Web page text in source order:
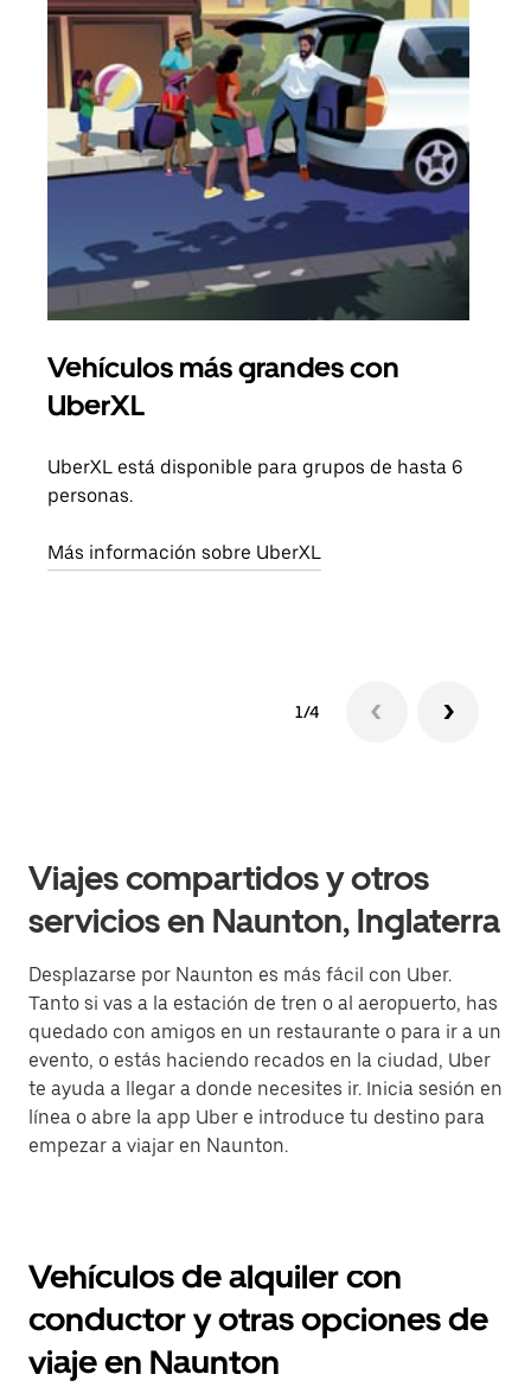
Vehículos más grandes con
UberXL
UberXL está disponible para grupos de hasta 6
personas.
Más información sobre UberXL
1/4
Viajes compartidos y otros
servicios en Naunton, Inglaterra
Desplazarse por Naunton es más fácil con Uber.
Tanto si vas a la estación de tren o al aeropuerto, has
quedado con amigos en un restaurante o para ir a un
evento, o estás haciendo recados en la ciudad, Uber
te ayuda a llegar a donde necesites ir. Inicia sesión en
línea o abre la app Uber e introduce tu destino para
empezar a viajar en Naunton.
Vehículos de alquiler con
conductor y otras opciones de
viaje en Naunton